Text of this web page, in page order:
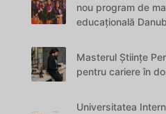
nou program de
educațională
Masterul Științe
pentru cariere în
Universitatea